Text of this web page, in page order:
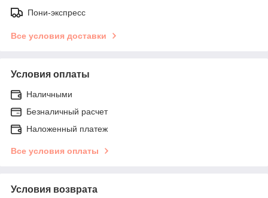
Пони-экспресс
Все условия доставки
Условия оплаты
Наличными
Безналичный расчет
Наложенный платеж
Все условия оплаты
Условия возврата